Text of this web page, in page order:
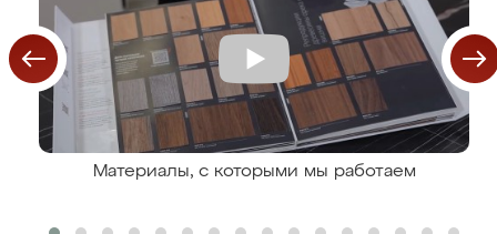
Материалы, с которыми мы работаем